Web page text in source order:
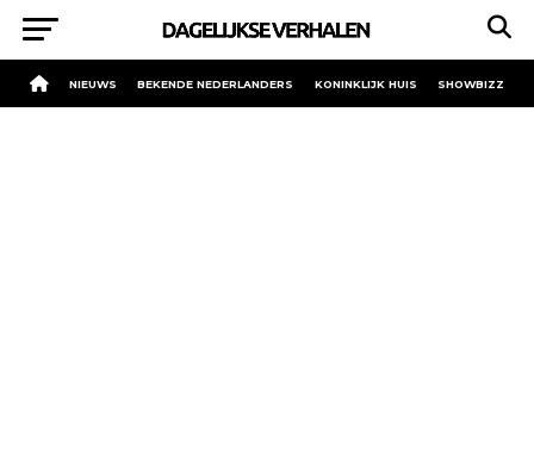
NIEUWS BEKENDE NEDERLANDERS KONINKLIJK HUIS SHOWBIZZ